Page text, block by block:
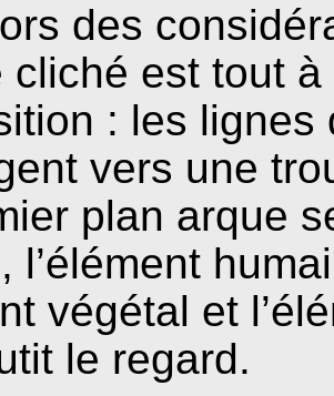
des
cliché est tout
: les
vers une
plan arque
l’élément
végétal et
le regard.